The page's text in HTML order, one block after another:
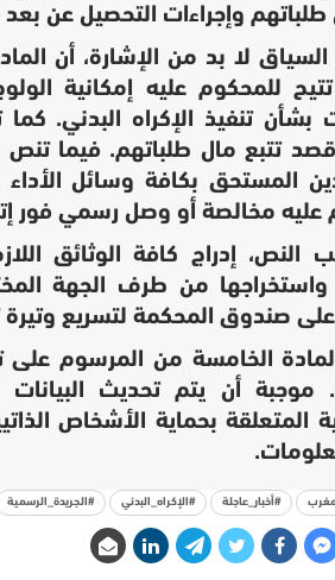
طلباتهم وإجراءات التحصيل عن
لا بد من الإشارة، أن
للمحكوم عليه إمكانية
بشأن تنفيذ الإكراه البدني. كما
تتبع مال طلباتهم. فيما تنص
المستحق بكافة وسائل الأداء
عليه مخالصة أو وصل رسمي فور
النص، إدراج كافة الوثائق
واستخراجها من طرف الجهة
صندوق المحكمة لتسريع وتيرة
الخامسة من المرسوم على
موجبة أن يتم تحديث
المتعلقة بحماية الأشخاص
#أخبار_عاجلة #الإكراه_البدني #الجريدة_الرسمية